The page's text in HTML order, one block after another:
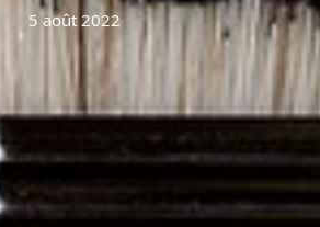
5 août 2022